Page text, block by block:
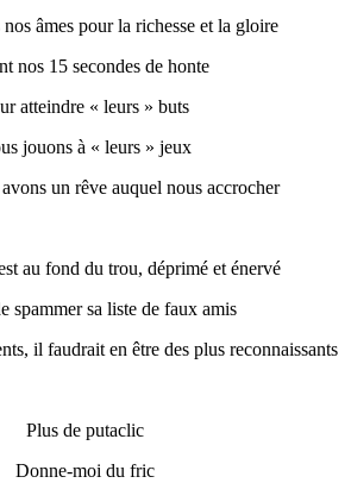
âmes pour la richesse et la gloire
nos 15 secondes de honte
atteindre « leurs » buts
jouons à « leurs » jeux
un rêve auquel nous accrocher
au fond du trou, déprimé et énervé
spammer sa liste de faux amis
, il faudrait en être des plus reconnaissants
Plus de putaclic
Donne-moi du fric